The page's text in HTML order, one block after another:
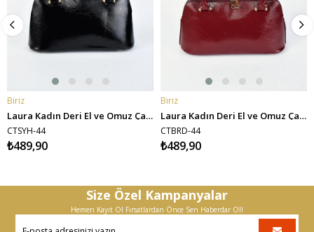
SEPETE EKLE
Biriz
Laura Kadın Deri El ve Omuz Çantası - Siyah
CTSYH-44
₺489,90
SEPETE EKLE
Biriz
Laura Kadın Deri El ve Omuz Çantası - Bordo
CTBRD-44
₺489,90
Size Özel Kampanyalar
Hemen Kayıt Ol Fırsatlardan Önce Sen Haberdar Ol!